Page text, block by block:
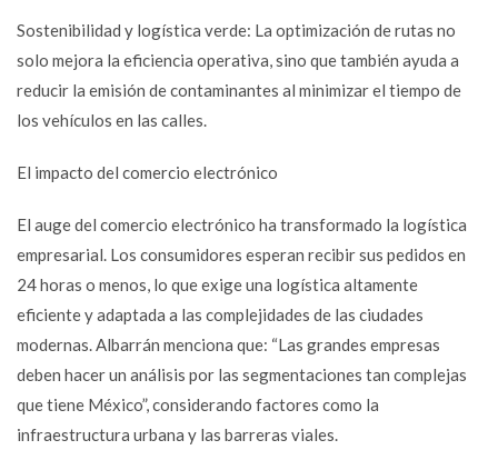
Sostenibilidad y logística verde: La optimización de rutas no
solo mejora la eficiencia operativa, sino que también ayuda a
reducir la emisión de contaminantes al minimizar el tiempo de
los vehículos en las calles.
El impacto del comercio electrónico
El auge del comercio electrónico ha transformado la logística
empresarial. Los consumidores esperan recibir sus pedidos en
24 horas o menos, lo que exige una logística altamente
eficiente y adaptada a las complejidades de las ciudades
modernas. Albarrán menciona que: “Las grandes empresas
deben hacer un análisis por las segmentaciones tan complejas
que tiene México”, considerando factores como la
infraestructura urbana y las barreras viales.